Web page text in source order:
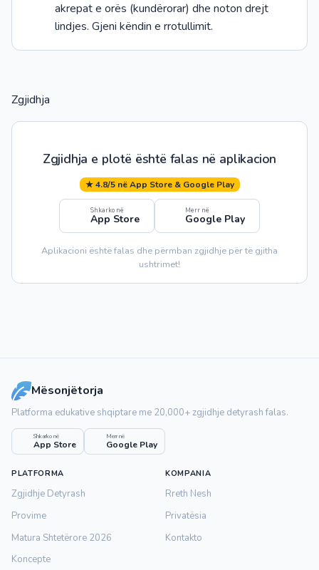
akrepat e orës (kundërorar) dhe noton drejt
lindjes. Gjeni këndin e rrotullimit.
Zgjidhja
Zgjidhja e plotë është falas në aplikacion
★ 4.8/5 në App Store & Google Play
Shkarko në
App Store
Merr në
Google Play
Aplikacioni është falas dhe përmban zgjidhje për të gjitha
ushtrimet!
Mësonjëtorja
Platforma edukative shqiptare me 20,000+ zgjidhje detyrash falas.
Shkarko në
App Store
Merr në
Google Play
PLATFORMA
Zgjidhje Detyrash
Provime
Matura Shtetërore 2026
Koncepte
KOMPANIA
Rreth Nesh
Privatësia
Kontakto